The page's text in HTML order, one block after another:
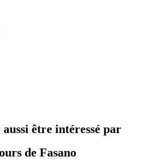
être intéressé par
de Fasano